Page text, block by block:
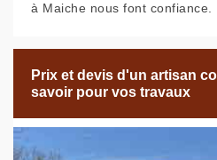
à Maiche nous font confiance.
Prix et devis d'un artisan
savoir pour vos travaux